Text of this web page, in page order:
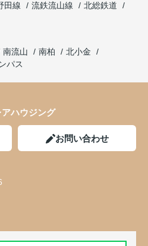
田線 流鉄流山線
北総鉄道
南流山 南柏
北小金
パス
ハウジング
お問い合わせ